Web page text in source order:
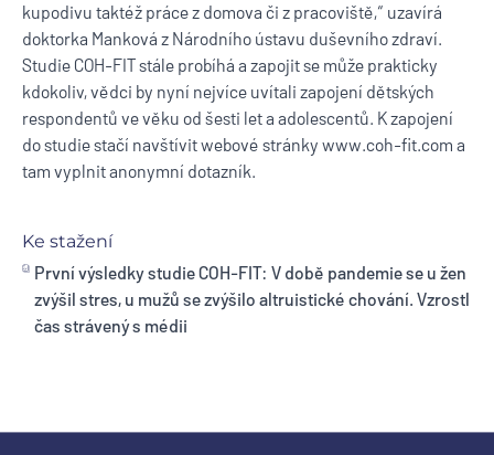
kupodivu taktéž práce z domova či z pracoviště,“ uzavírá
doktorka Manková z Národního ústavu duševního zdraví.
Studie COH-FIT stále probíhá a zapojit se může prakticky
kdokoliv, vědci by nyní nejvíce uvítali zapojení dětských
respondentů ve věku od šesti let a adolescentů. K zapojení
do studie stačí navštívit webové stránky www.coh-fit.com a
tam vyplnit anonymní dotazník.
Ke stažení
První výsledky studie COH-FIT: V době pandemie se u žen
zvýšil stres, u mužů se zvýšilo altruistické chování. Vzrostl
čas strávený s médii